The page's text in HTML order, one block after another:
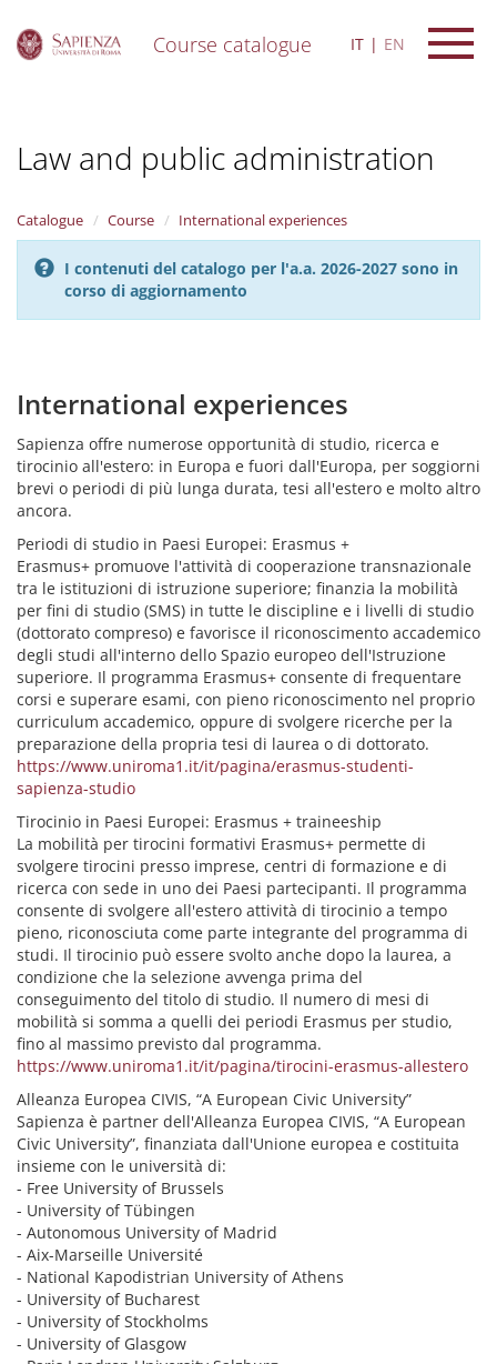
Course catalogue IT EN
Law and public administration
Catalogue Course International experiences
I contenuti del catalogo per l'a.a. 2026-2027 sono in
corso di aggiornamento
International experiences
Sapienza offre numerose opportunità di studio, ricerca e
tirocinio all'estero: in Europa e fuori dall'Europa, per soggiorni
brevi o periodi di più lunga durata, tesi all'estero e molto altro
ancora.
Periodi di studio in Paesi Europei: Erasmus +
Erasmus+ promuove l'attività di cooperazione transnazionale
tra le istituzioni di istruzione superiore; finanzia la mobilità
per fini di studio (SMS) in tutte le discipline e i livelli di studio
(dottorato compreso) e favorisce il riconoscimento accademico
degli studi all'interno dello Spazio europeo dell'Istruzione
superiore. Il programma Erasmus+ consente di frequentare
corsi e superare esami, con pieno riconoscimento nel proprio
curriculum accademico, oppure di svolgere ricerche per la
preparazione della propria tesi di laurea o di dottorato.
https://www.uniroma1.it/it/pagina/erasmus-studenti-
sapienza-studio
Tirocinio in Paesi Europei: Erasmus + traineeship
La mobilità per tirocini formativi Erasmus+ permette di
svolgere tirocini presso imprese, centri di formazione e di
ricerca con sede in uno dei Paesi partecipanti. Il programma
consente di svolgere all'estero attività di tirocinio a tempo
pieno, riconosciuta come parte integrante del programma di
studi. Il tirocinio può essere svolto anche dopo la laurea, a
condizione che la selezione avvenga prima del
conseguimento del titolo di studio. Il numero di mesi di
mobilità si somma a quelli dei periodi Erasmus per studio,
fino al massimo previsto dal programma.
https://www.uniroma1.it/it/pagina/tirocini-erasmus-allestero
Alleanza Europea CIVIS, “A European Civic University”
Sapienza è partner dell'Alleanza Europea CIVIS, “A European
Civic University”, finanziata dall'Unione europea e costituita
insieme con le università di:
- Free University of Brussels
- University of Tübingen
- Autonomous University of Madrid
- Aix-Marseille Université
- National Kapodistrian University of Athens
- University of Bucharest
- University of Stockholms
- University of Glasgow